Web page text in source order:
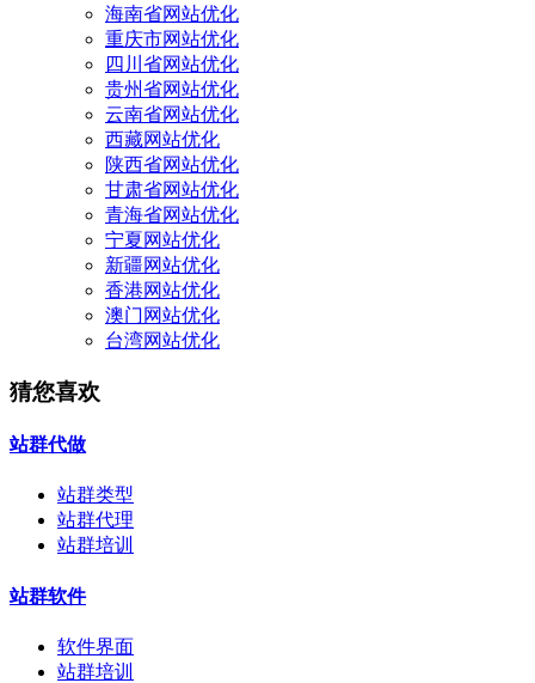
海南省网站优化
重庆市网站优化
四川省网站优化
贵州省网站优化
云南省网站优化
西藏网站优化
陕西省网站优化
甘肃省网站优化
青海省网站优化
宁夏网站优化
新疆网站优化
香港网站优化
澳门网站优化
台湾网站优化
猜您喜欢
站群代做
站群类型
站群代理
站群培训
站群软件
软件界面
站群培训